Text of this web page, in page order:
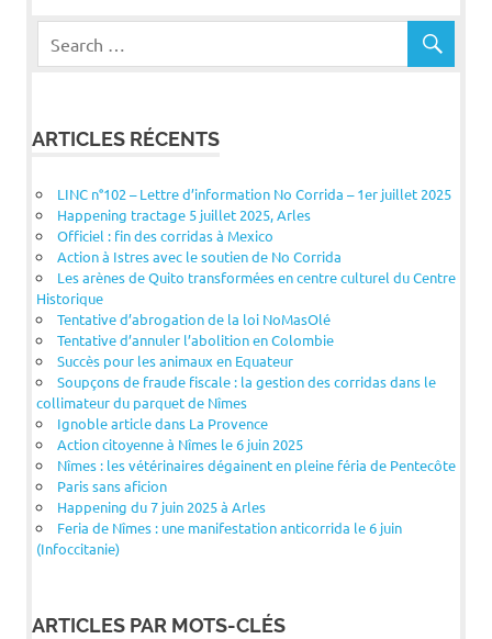
ARTICLES RÉCENTS
LINC n°102 – Lettre d’information No Corrida – 1er juillet 2025
Happening tractage 5 juillet 2025, Arles
Officiel : fin des corridas à Mexico
Action à Istres avec le soutien de No Corrida
Les arènes de Quito transformées en centre culturel du Centre
Historique
Tentative d’abrogation de la loi NoMasOlé
Tentative d’annuler l’abolition en Colombie
Succès pour les animaux en Equateur
Soupçons de fraude fiscale : la gestion des corridas dans le
collimateur du parquet de Nîmes
Ignoble article dans La Provence
Action citoyenne à Nîmes le 6 juin 2025
Nîmes : les vétérinaires dégainent en pleine féria de Pentecôte
Paris sans aficion
Happening du 7 juin 2025 à Arles
Feria de Nîmes : une manifestation anticorrida le 6 juin
(Infoccitanie)
ARTICLES PAR MOTS-CLÉS